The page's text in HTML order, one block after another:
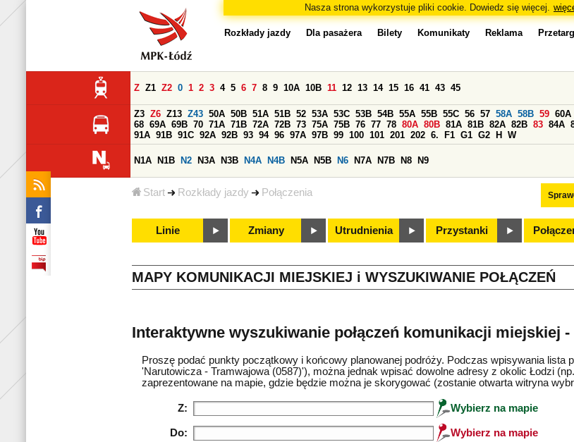
Nasza strona wykorzystuje pliki cookie. Dowiedz się więcej.
Start Rozkłady jazdy Połączenia
Rozkłady jazdy Dla pasażera Bilety Komunikaty Reklama
Z Z1 Z2 0 1 2 3 4 5 6 7 8 9 10A 10B 11 12 13 14 15 16 41 43 45
Z3 Z6 Z13 Z43 50A 50B 51A 51B 52 53A 53C 53B 54B 55A 55B 55C 56 57 58A 58B 59 60A
68 69A 69B 70 71A 71B 72A 72B 73 75A 75B 76 77 78 80A 80B 81A 81B 82A 82B 83 84A
91A 91B 91C 92A 92B 93 94 96 97A 97B 99 100 101 201 202 6. F1 G1 G2 H W
N1A N1B N2 N3A N3B N4A N4B N5A N5B N6 N7A N7B N8 N9
Linie Zmiany Utrudnienia Przystanki
MAPY KOMUNIKACJI MIEJSKIEJ i WYSZUKIWANIE POŁĄCZEŃ
Interaktywne wyszukiwanie połączeń komunikacji miejskiej
Proszę podać punkty początkowy i końcowy planowanej podróży. Podczas wpisywania lista
'Narutowicza - Tramwajowa (0587)'), można jednak wpisać dowolne adresy z okolic Łodzi
zaprezentowane na mapie, gdzie będzie można je skorygować (zostanie otwarta witryna
Z: Wybierz na mapie
Do: Wybierz na mapie